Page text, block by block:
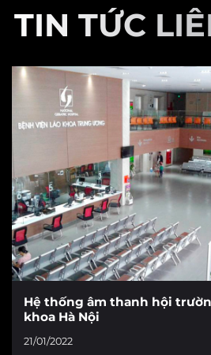
TIN TỨC
Hệ thống âm thanh hội
khoa Hà Nội
21/01/2022